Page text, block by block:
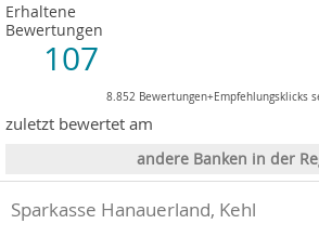
Erhaltene
Bewertungen
107
8.852 Bewertungen+Empfehlungsklicks
zuletzt bewertet am
andere Banken in der
Sparkasse Hanauerland, Kehl